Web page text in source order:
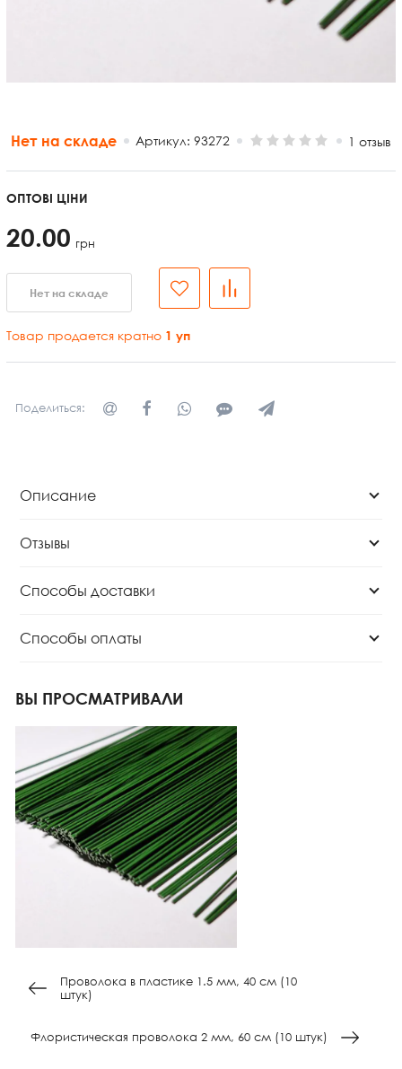
Нет на складе Артикул: 93272 1 отзыв
ОПТОВІ ЦІНИ
20.00 грн
Нет на складе
Товар продается кратно 1 уп
Поделиться:
Описание
Отзывы
Способы доставки
Способы оплаты
ВЫ ПРОСМАТРИВАЛИ
Проволока в пластике 1.5 мм, 40 см (10
штук)
Флористическая проволока 2 мм, 60 см (10 штук)